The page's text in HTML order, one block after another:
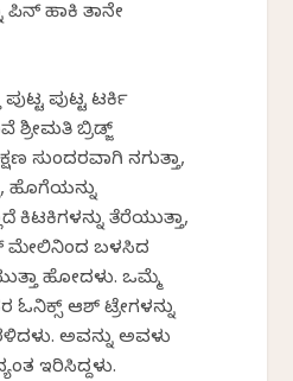
ಹಾಕಿ ತಾನೇ
ಪುಟ್ಟ ಟರ್ಕಿ
ಶ್ರೀಮತಿ ಬ್ರಿಡ್ಜ್
ಸುಂದರವಾಗಿ ನಗುತ್ತಾ,
ಹೊಗೆಯನ್ನು
ಕಿಟಕಿಗಳನ್ನು ತೆರೆಯುತ್ತಾ,
ಬಳಸಿದ
ಹೋದಳು. ಒಮ್ಮೆ
ಓನಿಕ್ಸ್ ಆಶ್ ಟ್ರೇಗಳನ್ನು
ಅವನ್ನು ಅವಳು
ಇರಿಸಿದ್ದಳು.